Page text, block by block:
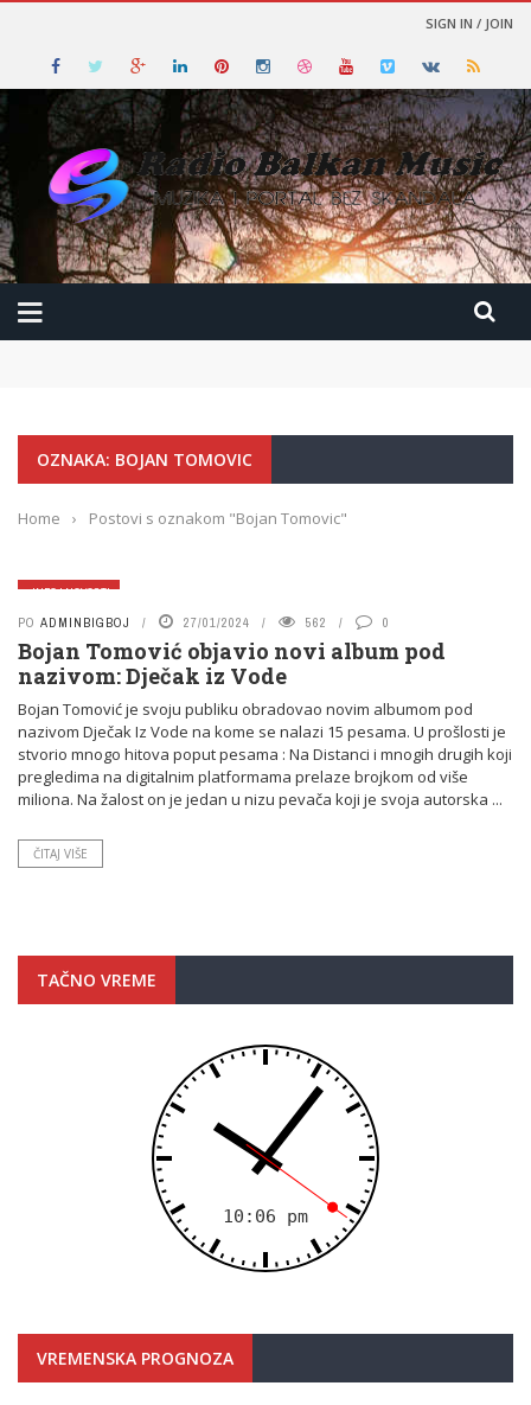
SIGN IN / JOIN
OZNAKA: BOJAN TOMOVIC
Home › Postovi s oznakom "Bojan Tomovic"
INFO I NOVOSTI
PO ADMINBIGBOJ 27/01/2024 562 0
Bojan Tomović objavio novi album pod
nazivom: Dječak iz Vode
Bojan Tomović je svoju publiku obradovao novim albumom pod
nazivom Dječak Iz Vode na kome se nalazi 15 pesama. U prošlosti je
stvorio mnogo hitova poput pesama : Na Distanci i mnogih drugih koji
pregledima na digitalnim platformama prelaze brojkom od više
miliona. Na žalost on je jedan u nizu pevača koji je svoja autorska ...
ČITAJ VIŠE
TAČNO VREME
VREMENSKA PROGNOZA